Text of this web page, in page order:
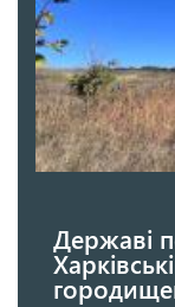
Державі